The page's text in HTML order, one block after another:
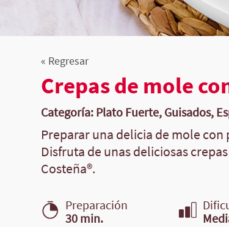
« Regresar
Crepas de mole
Categoría: Plato Fuerte, Guisados,
Preparar una delicia de mole
Disfruta de unas deliciosas
Costeña®.
Preparación
30 min.